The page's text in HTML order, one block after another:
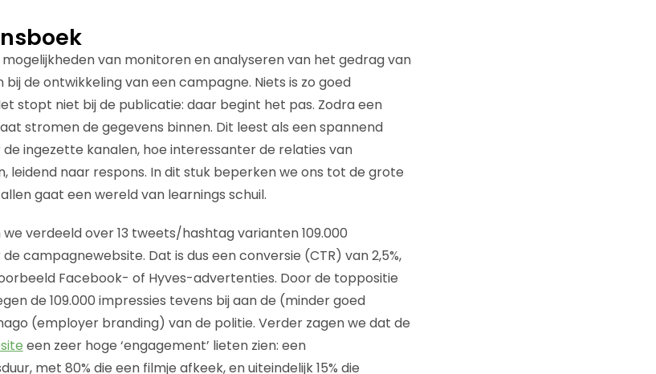
mogelijkheden van monitoren en analyseren van het gedrag van
de ontwikkeling van een campagne. Niets is zo goed
stopt niet bij de publicatie: daar begint het pas. Zodra een
stromen de gegevens binnen. Dit leest als een spannend
ingezette kanalen, hoe interessanter de relaties van
leidend naar respons. In dit stuk beperken we ons tot de grote
gaat een wereld van learnings schuil.
verdeeld over 13 tweets/hashtag varianten 109.000
de campagnewebsite. Dat is dus een conversie (CTR) van 2,5%,
Facebook- of Hyves-advertenties. Door de toppositie
de 109.000 impressies tevens bij aan de (minder goed
(employer branding) van de politie. Verder zagen we dat de
een zeer hoge ‘engagement’ lieten zien: een
met 80% die een filmje afkeek, en uiteindelijk 15% die